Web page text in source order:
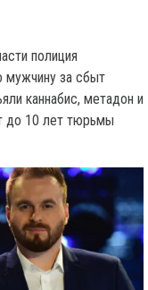
полиция
мужчину за сбыт
каннабис, метадон и
до 10 лет тюрьмы